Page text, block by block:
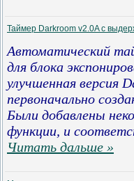
Таймер Darkroom v2.0A с
Автоматический
для блока
улучшенная версия
первоначально
Были добавлены
функции, и
Читать дальше »